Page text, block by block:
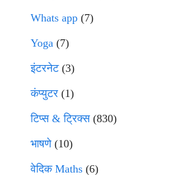
Whats app (7)
Yoga (7)
इंटरनेट(3)
कंप्युटर (1)
टिप्स & ट्रिक्स(830)
भाषणे(10)
वेदिक Maths (6)